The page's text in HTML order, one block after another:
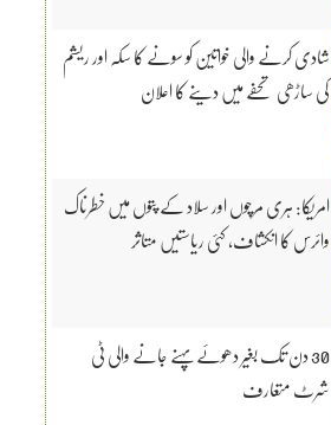
شادی کرنے والی خواتین کو سونے کا سکہ اور ریشم
کی ساڑھی تحفے میں دینے کا اعلان
امریکا: ہری مرچوں اور سلاد کے پتوں میں خطرناک
وائرس کا انکشاف، کئی ریاستیں متاثر
30 دن تک بغیر دھوئے پہنے جانے والی ٹی
شرٹ متعارف